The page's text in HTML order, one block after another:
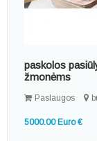
paskolos
žmonėms
Paslaugos
5000.00 Euro €